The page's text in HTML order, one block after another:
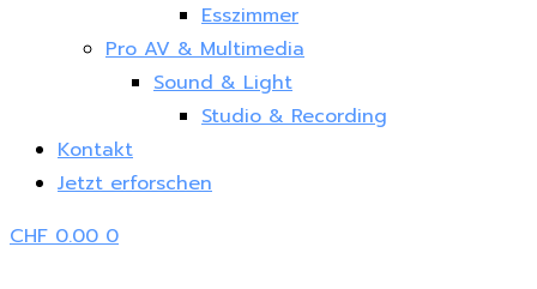
Esszimmer
Pro AV & Multimedia
Sound & Light
Studio & Recording
Kontakt
Jetzt erforschen
CHF0.00 0